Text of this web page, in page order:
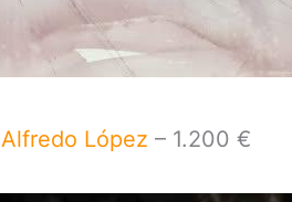
Alfredo López – 1.200 €